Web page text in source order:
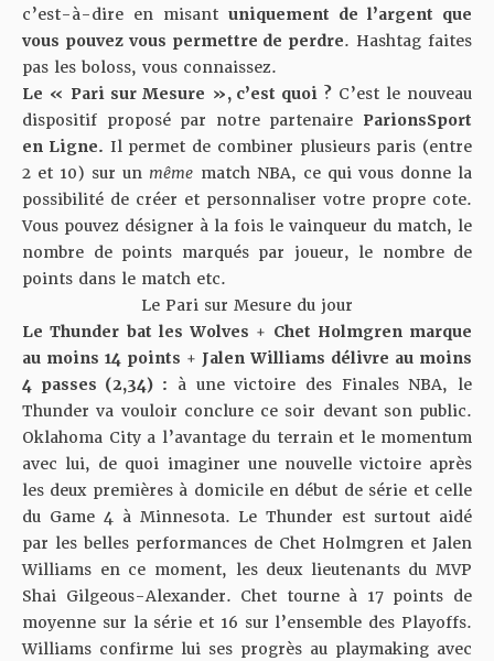
c’est-à-dire en misant uniquement de l’argent que
vous pouvez vous permettre de perdre. Hashtag faites
pas les boloss, vous connaissez.
Le « Pari sur Mesure », c’est quoi ? C’est le nouveau
dispositif proposé par notre partenaire ParionsSport
en Ligne. Il permet de combiner plusieurs paris (entre
2 et 10) sur un même match NBA, ce qui vous donne la
possibilité de créer et personnaliser votre propre cote.
Vous pouvez désigner à la fois le vainqueur du match, le
nombre de points marqués par joueur, le nombre de
points dans le match etc.
Le Pari sur Mesure du jour
Le Thunder bat les Wolves + Chet Holmgren marque
au moins 14 points + Jalen Williams délivre au moins
4 passes (2,34) : à une victoire des Finales NBA, le
Thunder va vouloir conclure ce soir devant son public.
Oklahoma City a l’avantage du terrain et le momentum
avec lui, de quoi imaginer une nouvelle victoire après
les deux premières à domicile en début de série et celle
du Game 4 à Minnesota. Le Thunder est surtout aidé
par les belles performances de Chet Holmgren et Jalen
Williams en ce moment, les deux lieutenants du MVP
Shai Gilgeous-Alexander. Chet tourne à 17 points de
moyenne sur la série et 16 sur l’ensemble des Playoffs.
Williams confirme lui ses progrès au playmaking avec